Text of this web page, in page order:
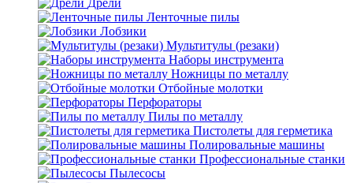
Дрели
Ленточные пилы
Лобзики
Мультитулы (резаки)
Наборы инструмента
Ножницы по металлу
Отбойные молотки
Перфораторы
Пилы по металлу
Пистолеты для герметика
Полировальные машины
Профессиональные станки
Пылесосы